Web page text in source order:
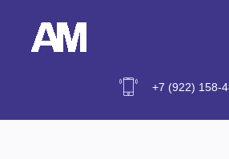
+7 (922) 158-